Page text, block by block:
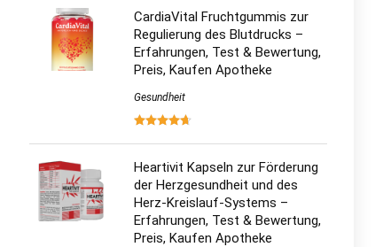
CardiaVital Fruchtgummis zur
Regulierung des Blutdrucks –
Erfahrungen, Test & Bewertung,
Preis, Kaufen Apotheke
Gesundheit
Heartivit Kapseln zur Förderung
der Herzgesundheit und des
Herz-Kreislauf-Systems –
Erfahrungen, Test & Bewertung,
Preis, Kaufen Apotheke